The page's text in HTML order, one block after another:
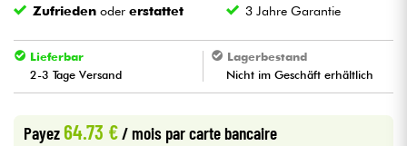
Blasinstrumente
Violinen & Quartett
Zufrieden odererstattet 3 Jahre Garantie
Lieferbar
2-3 Tage Versand
Lagerbestand
Nicht im Geschäft erhältlich
Payez64.73 €/ mois par carte bancaire